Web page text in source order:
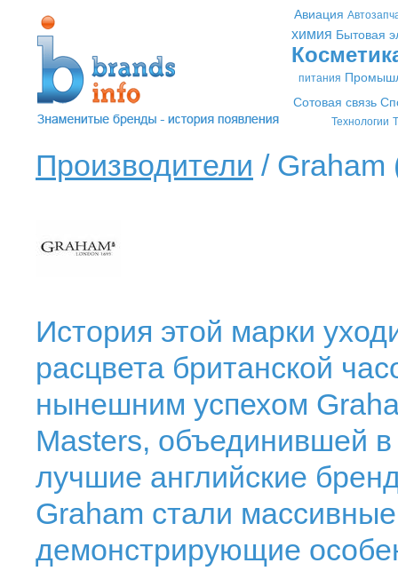
Авиация
химия Бытовая
питания
Сотовая связь
Технологии
Производители / Graham
История этой марки
расцвета британской
нынешним успехом
Masters, объединившей
лучшие английские
Graham стали
демонстрирующие